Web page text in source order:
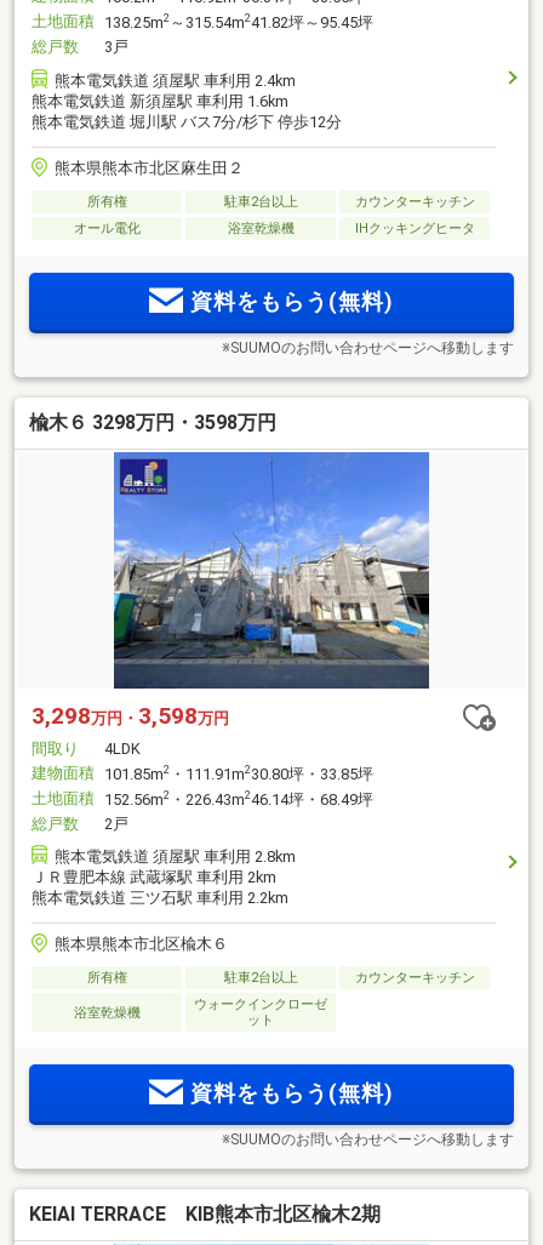
土地面積 138.25m2 ～315.54m241.82坪～95.45坪
総戸数
3戸
熊本電気鉄道 須屋駅 車利用 2.4km
熊本電気鉄道 新須屋駅 車利用 1.6km
熊本電気鉄道 堀川駅 バス7分/杉下 停歩12分
熊本県熊本市北区麻生田２
所有権 駐車2台以上
カウンターキッチン
オール電化
浴室乾燥機 IHクッキングヒータ
資料をもらう(無料)
※SUUMOのお問い合わせページへ移動します
楡木６ 3298万円・3598万円
3,298万円・ 3,598万円
間取り
4LDK
建物面積 101.85m2 ・111.91m2 30.80坪・33.85坪
土地面積 152.56m2 ・226.43m246.14坪・68.49坪
総戸数
2戸
熊本電気鉄道 須屋駅 車利用 2.8km
ＪＲ豊肥本線 武蔵塚駅 車利用 2km
熊本電気鉄道 三ツ石駅 車利用 2.2km
熊本県熊本市北区楡木６
所有権 駐車2台以上 カウンターキッチン
浴室乾燥機
ウォークインクローゼ
ット
資料をもらう(無料)
※SUUMOのお問い合わせページへ移動します
KEIAI TERRACE KIB熊本市北区楡木2期